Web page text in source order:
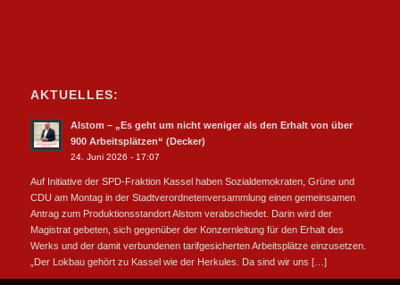
AKTUELLES:
Alstom – „Es geht um nicht weniger als den Erhalt von über
900 Arbeitsplätzen“ (Decker)
24. Juni 2026 - 17:07
Auf Initiative der SPD-Fraktion Kassel haben Sozialdemokraten, Grüne und
CDU am Montag in der Stadtverordnetenversammlung einen gemeinsamen
Antrag zum Produktionsstandort Alstom verabschiedet. Darin wird der
Magistrat gebeten, sich gegenüber der Konzernleitung für den Erhalt des
Werks und der damit verbundenen tarifgesicherten Arbeitsplätze einzusetzen.
„Der Lokbau gehört zu Kassel wie der Herkules. Da sind wir uns […]